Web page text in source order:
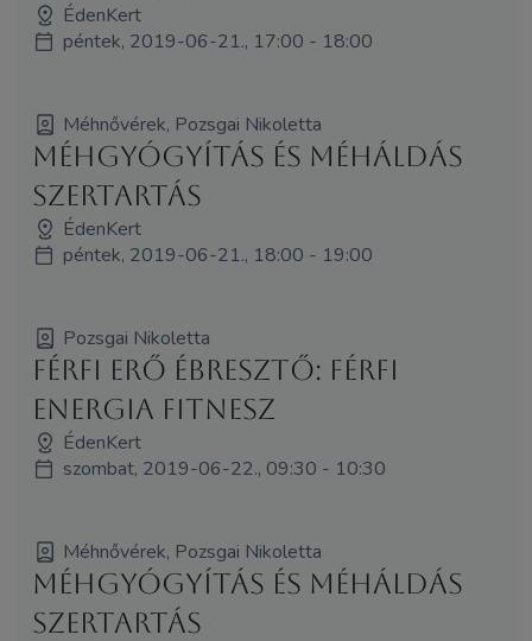
ÉdenKert
péntek, 2019-06-21., 17:00 - 18:00
Méhnővérek, Pozsgai Nikoletta
Méhgyógyítás és MéhÁldás
szertartás
ÉdenKert
péntek, 2019-06-21., 18:00 - 19:00
Pozsgai Nikoletta
Férfi Erő Ébresztő: Férfi
Energia Fitnesz
ÉdenKert
szombat, 2019-06-22., 09:30 - 10:30
Méhnővérek, Pozsgai Nikoletta
Méhgyógyítás és MéhÁldás
szertartás